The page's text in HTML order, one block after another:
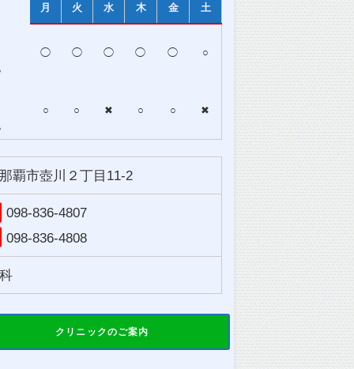
月 火 水 木 金 土
◯ ◯ ◯ ◯ ◯ ○
○ ○ ✖ ○ ○ ✖
覇市壺川２丁目11-2
098-836-4807
098-836-4808
クリニックのご案内